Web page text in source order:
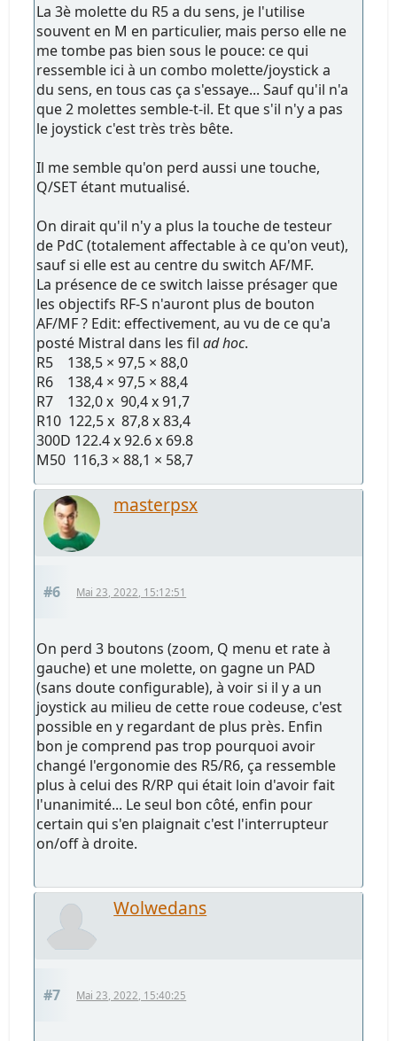
La 3è molette du R5 a du sens, je l'utilise
souvent en M en particulier, mais perso elle ne
me tombe pas bien sous le pouce: ce qui
ressemble ici à un combo molette/joystick a
du sens, en tous cas ça s'essaye... Sauf qu'il n'a
que 2 molettes semble-t-il. Et que s'il n'y a pas
le joystick c'est très très bête.
Il me semble qu'on perd aussi une touche,
Q/SET étant mutualisé.
On dirait qu'il n'y a plus la touche de testeur
de PdC (totalement affectable à ce qu'on veut),
sauf si elle est au centre du switch AF/MF.
La présence de ce switch laisse présager que
les objectifs RF-S n'auront plus de bouton
AF/MF ? Edit: effectivement, au vu de ce qu'a
posté Mistral dans les filad hoc.
R5 138,5 × 97,5 × 88,0
R6 138,4 × 97,5 × 88,4
R7 132,0 x 90,4 x 91,7
R10 122,5 x 87,8 x 83,4
300D 122.4 x 92.6 x 69.8
M50 116,3 × 88,1 × 58,7
masterpsx
#6 Mai 23, 2022, 15:12:51
On perd 3 boutons (zoom, Q menu et rate à
gauche) et une molette, on gagne un PAD
(sans doute configurable), à voir si il y a un
joystick au milieu de cette roue codeuse, c'est
possible en y regardant de plus près. Enfin
bon je comprend pas trop pourquoi avoir
changé l'ergonomie des R5/R6, ça ressemble
plus à celui des R/RP qui était loin d'avoir fait
l'unanimité... Le seul bon côté, enfin pour
certain qui s'en plaignait c'est l'interrupteur
on/off à droite.
Wolwedans
#7 Mai 23, 2022, 15:40:25